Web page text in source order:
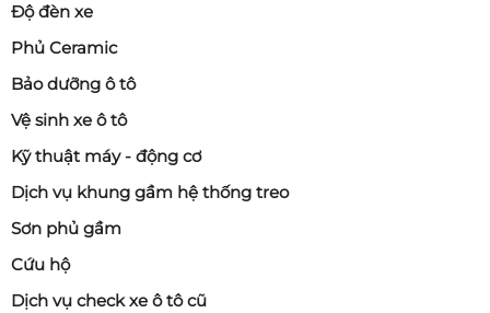
Độ đèn xe
Phủ Ceramic
Bảo dưỡng ô tô
Vệ sinh xe ô tô
Kỹ thuật máy - động cơ
Dịch vụ khung gầm hệ thống treo
Sơn phủ gầm
Cứu hộ
Dịch vụ check xe ô tô cũ